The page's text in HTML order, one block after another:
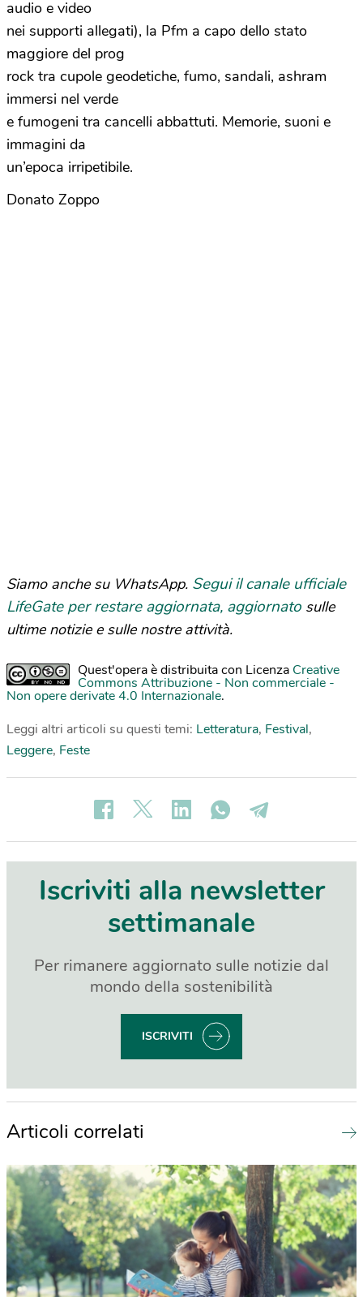
audio e video
nei supporti allegati), la Pfm a capo dello stato
maggiore del prog
rock tra cupole geodetiche, fumo, sandali, ashram
immersi nel verde
e fumogeni tra cancelli abbattuti. Memorie, suoni e
immagini da
un’epoca irripetibile.
Donato Zoppo
Siamo anche su WhatsApp. Segui il canale ufficiale
LifeGate per restare aggiornata, aggiornato sulle
ultime notizie e sulle nostre attività.
Quest'opera è distribuita con Licenza Creative
Commons Attribuzione - Non commerciale -
Non opere derivate 4.0 Internazionale.
Leggi altri articoli su questi temi: Letteratura, Festival,
Leggere, Feste
Iscriviti alla newsletter
settimanale
Per rimanere aggiornato sulle notizie dal
mondo della sostenibilità
ISCRIVITI
Articoli correlati